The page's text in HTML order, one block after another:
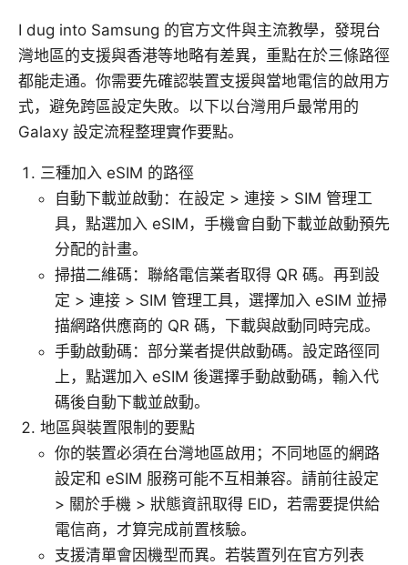
I dug into Samsung 的官方文件與主流教學，發現台
灣地區的支援與香港等地略有差異，重點在於三條路徑
都能走通。你需要先確認裝置支援與當地電信的啟用方
式，避免跨區設定失敗。以下以台灣用戶最常用的
Galaxy 設定流程整理實作要點。
三種加入 eSIM 的路徑
自動下載並啟動：在設定 > 連接 > SIM 管理工
具，點選加入 eSIM，手機會自動下載並啟動預先
分配的計畫。
掃描二維碼：聯絡電信業者取得 QR 碼。再到設
定 > 連接 > SIM 管理工具，選擇加入 eSIM 並掃
描網路供應商的 QR 碼，下載與啟動同時完成。
手動啟動碼：部分業者提供啟動碼。設定路徑同
上，點選加入 eSIM 後選擇手動啟動碼，輸入代
碼後自動下載並啟動。
地區與裝置限制的要點
你的裝置必須在台灣地區啟用；不同地區的網路
設定和 eSIM 服務可能不互相兼容。請前往設定
> 關於手機 > 狀態資訊取得 EID，若需要提供給
電信商，才算完成前置核驗。
支援清單會因機型而異。若裝置列在官方列表